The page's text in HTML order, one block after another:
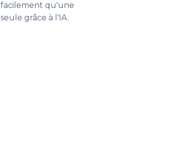
facilement qu'une
seule grâce à l'IA.